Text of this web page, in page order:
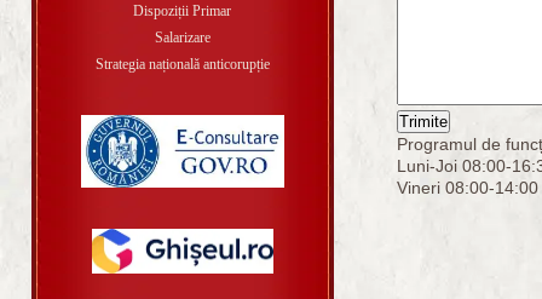
Programul de
Luni-Joi 08:00-
Vineri 08:00-14:00
Dispoziții Primar
Salarizare
Strategia națională anticorupție